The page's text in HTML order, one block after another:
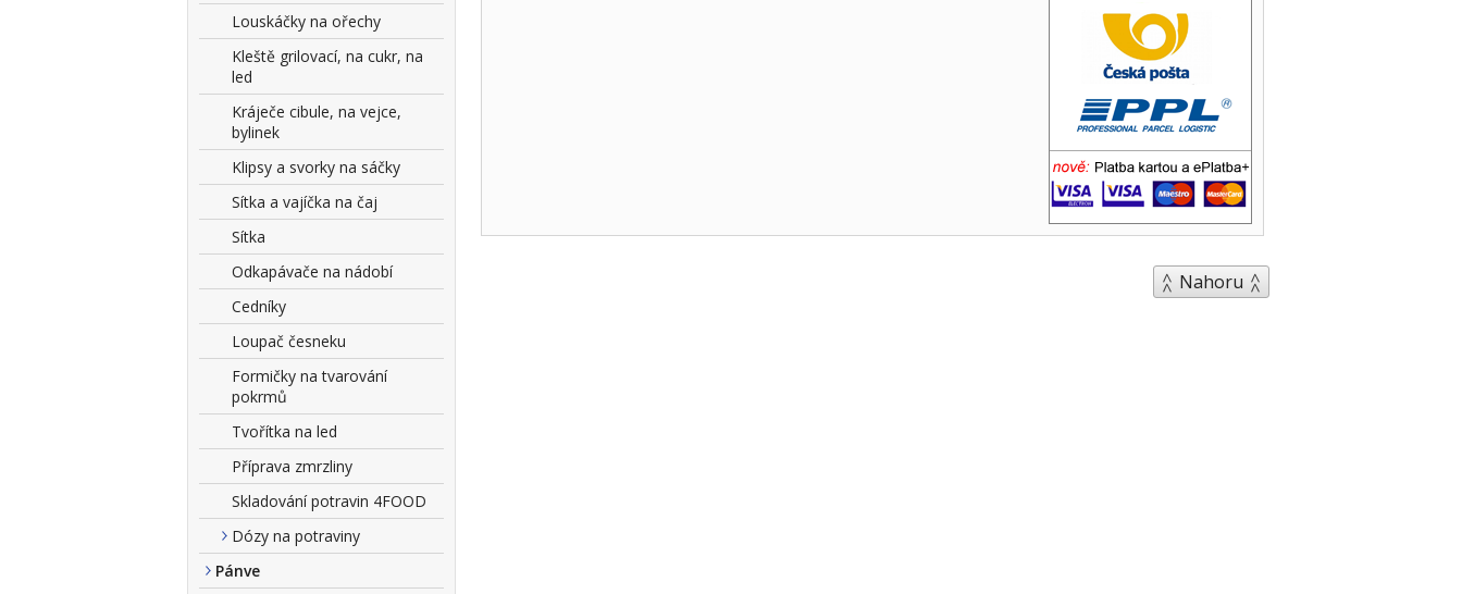
Louskáčky na ořechy
Kleště grilovací, na cukr, na
led
Kráječe cibule, na vejce,
bylinek
Klipsy a svorky na sáčky
Sítka a vajíčka na čaj
Sítka
Odkapávače na nádobí
Cedníky
Loupač česneku
Formičky na tvarování
pokrmů
Tvořítka na led
Příprava zmrzliny
Skladování potravin 4FOOD
Dózy na potraviny
Pánve
Nahoru